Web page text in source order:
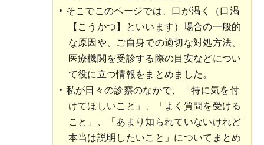
そこでこのページでは、口が渇く（口渇
【こうかつ】といいます）場合の一般的
な原因や、ご自身での適切な対処方法、
医療機関を受診する際の目安などについ
て役に立つ情報をまとめました。
私が日々の診察のなかで、「特に気を付
けてほしいこと」、「よく質問を受ける
こと」、「あまり知られていないけれど
本当は説明したいこと」についてまとめ